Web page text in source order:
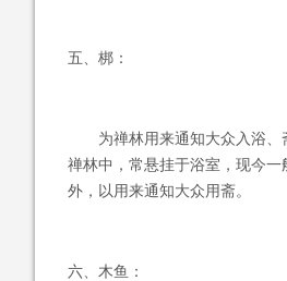
五、梆：
为禅林用来通知大众入浴、
禅林中，常悬挂于浴室，现今
外，以用来通知大众用斋。
六、木鱼：